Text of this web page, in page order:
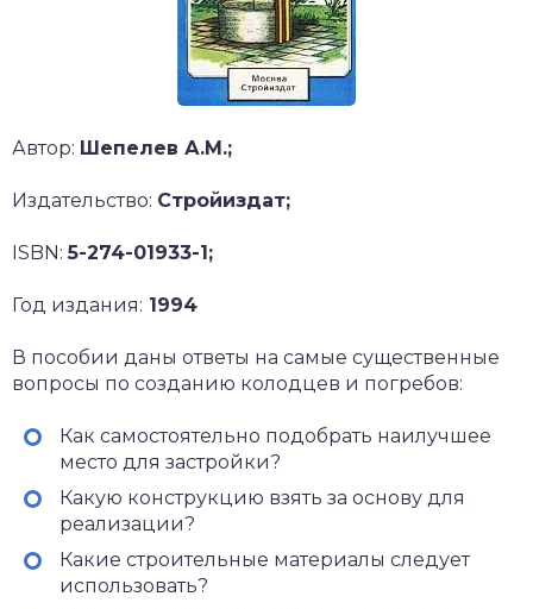
Автор: Шепелев А.М.;
Издательство: Стройиздат;
ISBN:5-274-01933-1;
Год издания: 1994
В пособии даны ответы на самые существенные
вопросы по созданию колодцев и погребов:
Как самостоятельно подобрать наилучшее
место для застройки?
Какую конструкцию взять за основу для
реализации?
Какие строительные материалы следует
использовать?